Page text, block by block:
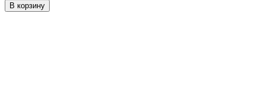
В корзину